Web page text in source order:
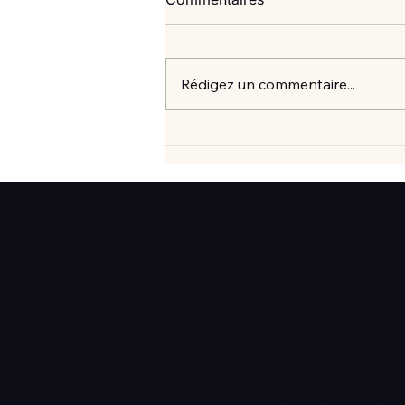
Rédigez un commentaire...